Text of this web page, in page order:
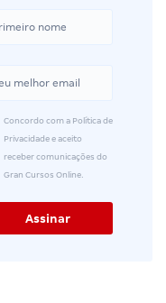
Concordo com a Política de
Privacidade e aceito
receber comunicações do
Gran Cursos Online.